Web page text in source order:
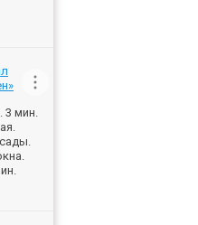
мин.